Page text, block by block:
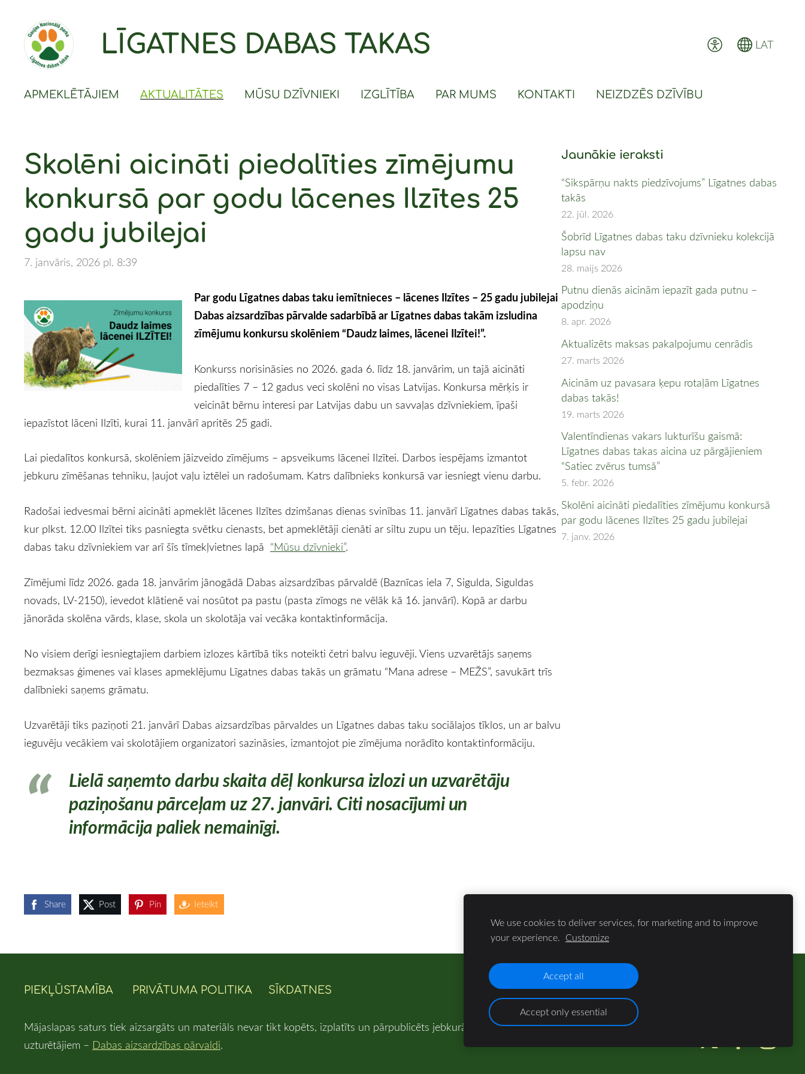
LĪGATNES DABAS TAKAS
APMEKLĒTĀJIEM AKTUALITĀTES MŪSU DZĪVNIEKI IZGLĪTĪBA PAR MUMS KONTAKTI NEIZDZĒS DZĪVĪBU
LAT
Jaunākie ieraksti
“Sikspārņu nakts piedzīvojums” Līgatnes dabas
takās
22. jūl. 2026
Šobrīd Līgatnes dabas taku dzīvnieku kolekcijā
lapsu nav
28. maijs 2026
Putnu dienās aicinām iepazīt gada putnu –
apodziņu
8. apr. 2026
Aktualizēts maksas pakalpojumu cenrādis
27. marts 2026
Aicinām uz pavasara ķepu rotaļām Līgatnes
dabas takās!
19. marts 2026
Valentīndienas vakars lukturīšu gaismā:
Līgatnes dabas takas aicina uz pārgājieniem
“Satiec zvērus tumsā”
5. febr. 2026
Skolēni aicināti piedalīties zīmējumu konkursā
par godu lācenes Ilzītes 25 gadu jubilejai
7. janv. 2026
Skolēni aicināti piedalīties zīmējumu
konkursā par godu lācenes Ilzītes 25
gadu jubilejai
7. janvāris, 2026 pl. 8:39
Par godu Līgatnes dabas taku iemītnieces – lācenes Ilzītes – 25 gadu jubilejai
Dabas aizsardzības pārvalde sadarbībā ar Līgatnes dabas takām izsludina
zīmējumu konkursu skolēniem “Daudz laimes, lācenei Ilzītei!”.
Konkurss norisināsies no 2026. gada 6. līdz 18. janvārim, un tajā aicināti
piedalīties 7 – 12 gadus veci skolēni no visas Latvijas. Konkursa mērķis ir
veicināt bērnu interesi par Latvijas dabu un savvaļas dzīvniekiem, īpaši
iepazīstot lāceni Ilzīti, kurai 11. janvārī apritēs 25 gadi.
Lai piedalītos konkursā, skolēniem jāizveido zīmējums – apsveikums lācenei Ilzītei. Darbos iespējams izmantot
jebkuru zīmēšanas tehniku, ļaujot vaļu iztēlei un radošumam. Katrs dalībnieks konkursā var iesniegt vienu darbu.
Radošai iedvesmai bērni aicināti apmeklēt lācenes Ilzītes dzimšanas dienas svinības 11. janvārī Līgatnes dabas takās,
kur plkst. 12.00 Ilzītei tiks pasniegta svētku cienasts, bet apmeklētāji cienāti ar siltu zupu un tēju. Iepazīties Līgatnes
dabas taku dzīvniekiem var arī šīs tīmekļvietnes lapā “Mūsu dzīvnieki”.
Zīmējumi līdz 2026. gada 18. janvārim jānogādā Dabas aizsardzības pārvaldē (Baznīcas iela 7, Sigulda, Siguldas
novads, LV-2150), ievedot klātienē vai nosūtot pa pastu (pasta zīmogs ne vēlāk kā 16. janvārī). Kopā ar darbu
jānorāda skolēna vārds, klase, skola un skolotāja vai vecāka kontaktinformācija.
No visiem derīgi iesniegtajiem darbiem izlozes kārtībā tiks noteikti četri balvu ieguvēji. Viens uzvarētājs saņems
bezmaksas ģimenes vai klases apmeklējumu Līgatnes dabas takās un grāmatu “Mana adrese – MEŽS”, savukārt trīs
dalībnieki saņems grāmatu.
Uzvarētāji tiks paziņoti 21. janvārī Dabas aizsardzības pārvaldes un Līgatnes dabas taku sociālajos tīklos, un ar balvu
ieguvēju vecākiem vai skolotājiem organizatori sazināsies, izmantojot pie zīmējuma norādīto kontaktinformāciju.
Lielā saņemto darbu skaita dēļ konkursa izlozi un uzvarētāju
paziņošanu pārceļam uz 27. janvāri. Citi nosacījumi un
informācija paliek nemainīgi.
Share Post Pin Ieteikt
PIEKĻŪSTAMĪBA PRIVĀTUMA POLITIKA SĪKDATNES
Mājaslapas saturs tiek aizsargāts un materiāls nevar tikt kopēts, izplatīts un pārpublicēts jebkurā veidā bez iepriekšēja saskaņojuma ar lapas
uzturētājiem – Dabas aizsardzības pārvaldi.
We use cookies to deliver services, for marketing and to improve
your experience. Customize
Accept all
Accept only essential